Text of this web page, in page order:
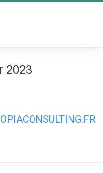
2023